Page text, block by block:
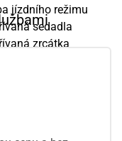
jízdního režimu
sedadla
zrcátka